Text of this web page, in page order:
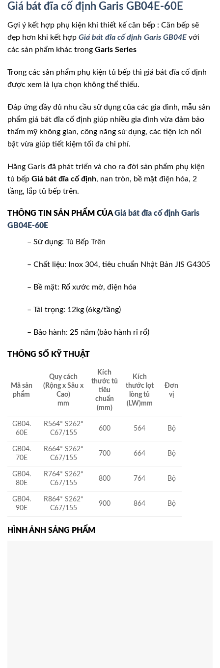
Giá bát đĩa cố định Garis GB04E-60E
Gợi ý kết hợp phụ kiện khi thiết kế căn bếp : Căn bếp sẽ
đẹp hơn khi kết hợp Giá bát đĩa cố định Garis GB04E với
các sản phẩm khác trong Garis Series
Trong các sản phẩm phụ kiện tủ bếp thì giá bát đĩa cố định
được xem là lựa chọn không thể thiếu.
Đáp ứng đầy đủ nhu cầu sử dụng của các gia đình, mẫu sản
phẩm giá bát đĩa cố định giúp nhiều gia đình vừa đảm bảo
thẩm mỹ không gian, công năng sử dụng, các tiện ích nổi
bật vừa giúp tiết kiệm tối đa chi phí.
Hãng Garis đã phát triển và cho ra đời sản phẩm phụ kiện
tủ bếp Giá bát đĩa cố định, nan tròn, bề mặt điện hóa, 2
tầng, lắp tủ bếp trên.
THÔNG TIN SẢN PHẨM CỦAGiá bát đĩa cố định Garis
GB04E-60E
– Sử dụng: Tủ Bếp Trên
– Chất liệu: Inox 304, tiêu chuẩn Nhật Bản JIS G4305
– Bề mặt: Rổ xước mờ, điện hóa
– Tải trọng: 12kg (6kg/tầng)
– Bảo hành: 25 năm (bảo hành rỉ rổ)
THÔNG SỐ KỸ THUẬT
Mã sản
phẩm
Quy cách
(Rộng x Sâu x
Cao)
mm
Kích
thước tủ
tiêu
chuẩn
(mm)
Kích
thước lọt
lòng tủ
(LW)mm
Đơn
vị
GB04.
60E
R564* S262*
C67/155
600 564 Bộ
GB04.
70E
R664* S262*
C67/155
700 664 Bộ
GB04.
80E
R764* S262*
C67/155
800 764 Bộ
GB04.
90E
R864* S262*
C67/155
900 864 Bộ
HÌNH ẢNH SẢNG PHẨM